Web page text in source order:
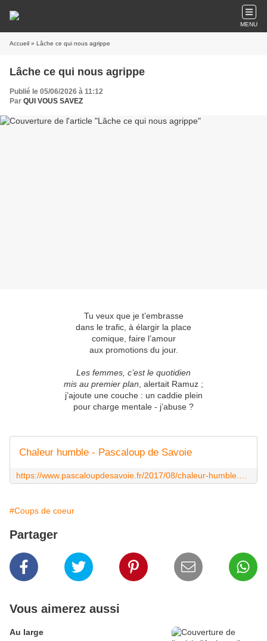
MENU
Accueil » Lâche ce qui nous agrippe
Lâche ce qui nous agrippe
Publié le 05/06/2026 à 11:12
Par QUI VOUS SAVEZ
Tu veux que je t’embrasse
dans le trafic, à élargir la place
comique, faire l’amour
aux promotions du jour.
Les femmes, c’est le quotidien
mis au premier plan , alertait Ramuz ;
j’ajoute une couche : un caddie plein
pour charge mentale - j’abuse ?
Chaleur humble - Pascaloup de Savoie
#Coups de coeur
Partager
Vous aimerez aussi
Au large